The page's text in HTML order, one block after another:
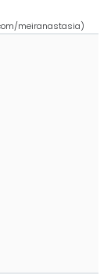
meiranastasia)